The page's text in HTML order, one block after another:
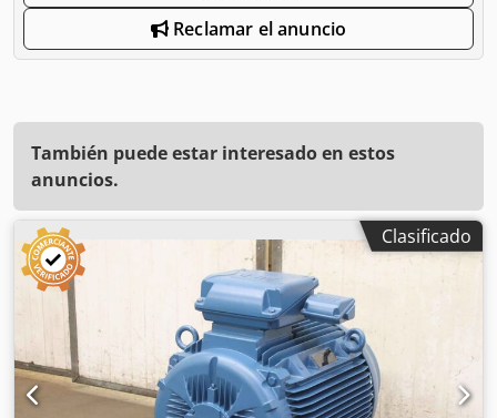
Reclamar el anuncio
También puede estar interesado en estos
anuncios.
Clasificado